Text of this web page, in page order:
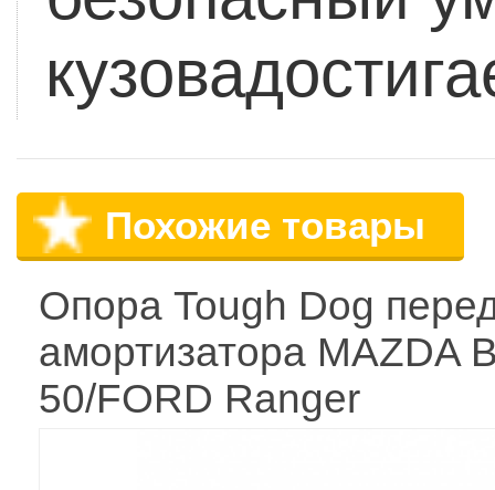
Похожие товары
Опора Tough Dog
амортизатора MAZDA
50/FORD Ranger